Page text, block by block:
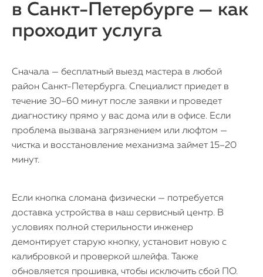
в Санкт-Петербурге — как
проходит услуга
Сначала — бесплатный выезд мастера в любой
район Санкт-Петербурга. Специалист приедет в
течение 30–60 минут после заявки и проведет
диагностику прямо у вас дома или в офисе. Если
проблема вызвана загрязнением или люфтом —
чистка и восстановление механизма займет 15–20
минут.
Если кнопка сломана физически — потребуется
доставка устройства в наш сервисный центр. В
условиях полной стерильности инженер
демонтирует старую кнопку, установит новую с
калибровкой и проверкой шлейфа. Также
обновляется прошивка, чтобы исключить сбой ПО.